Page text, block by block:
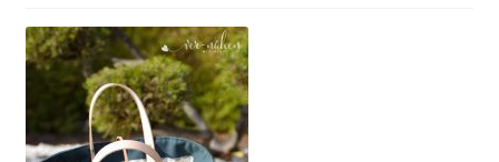
Kontakt
Mein-Konto